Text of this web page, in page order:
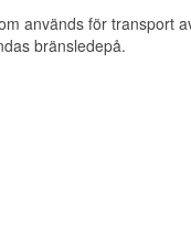
används för transport
bränsledepå.